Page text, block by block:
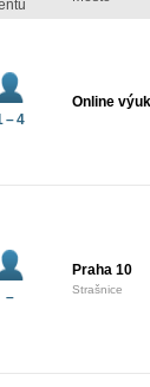
– 4
Online
–
Praha 10
Strašnice